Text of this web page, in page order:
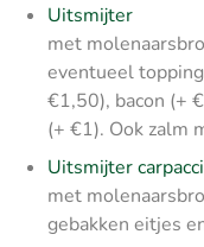
Uitsmijter
met
eventueel
€1,50), bacon (+
(+ €1). Ook zalm
Uitsmijter
met
gebakken eitjes